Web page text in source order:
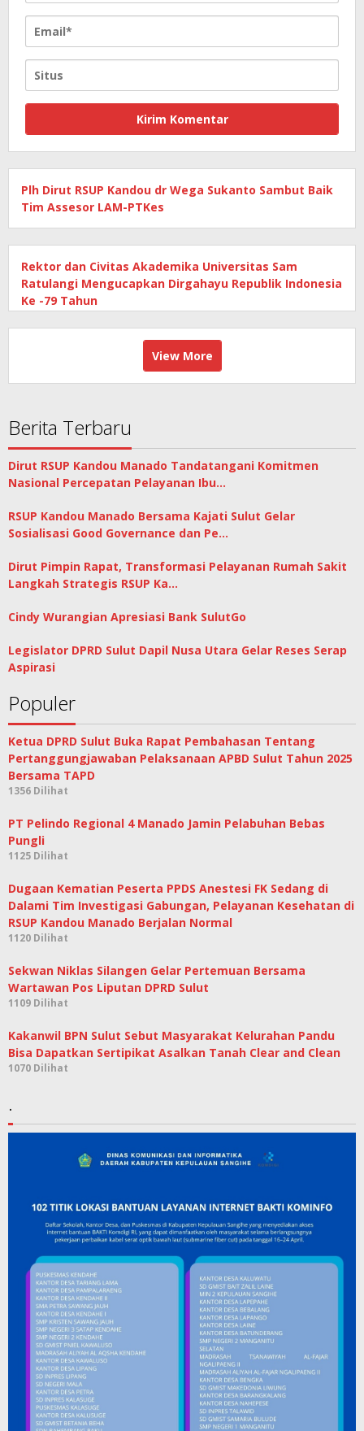
Plh Dirut RSUP Kandou dr Wega Sukanto Sambut Baik
Tim Assesor LAM-PTKes
Rektor dan Civitas Akademika Universitas Sam
Ratulangi Mengucapkan Dirgahayu Republik Indonesia
Ke -79 Tahun
View More
Berita Terbaru
Dirut RSUP Kandou Manado Tandatangani Komitmen
Nasional Percepatan Pelayanan Ibu…
RSUP Kandou Manado Bersama Kajati Sulut Gelar
Sosialisasi Good Governance dan Pe…
Dirut Pimpin Rapat, Transformasi Pelayanan Rumah Sakit
Langkah Strategis RSUP Ka…
Cindy Wurangian Apresiasi Bank SulutGo
Legislator DPRD Sulut Dapil Nusa Utara Gelar Reses Serap
Aspirasi
Populer
Ketua DPRD Sulut Buka Rapat Pembahasan Tentang
Pertanggungjawaban Pelaksanaan APBD Sulut Tahun 2025
Bersama TAPD
1356 Dilihat
PT Pelindo Regional 4 Manado Jamin Pelabuhan Bebas
Pungli
1125 Dilihat
Dugaan Kematian Peserta PPDS Anestesi FK Sedang di
Dalami Tim Investigasi Gabungan, Pelayanan Kesehatan di
RSUP Kandou Manado Berjalan Normal
1120 Dilihat
Sekwan Niklas Silangen Gelar Pertemuan Bersama
Wartawan Pos Liputan DPRD Sulut
1109 Dilihat
Kakanwil BPN Sulut Sebut Masyarakat Kelurahan Pandu
Bisa Dapatkan Sertipikat Asalkan Tanah Clear and Clean
1070 Dilihat
.